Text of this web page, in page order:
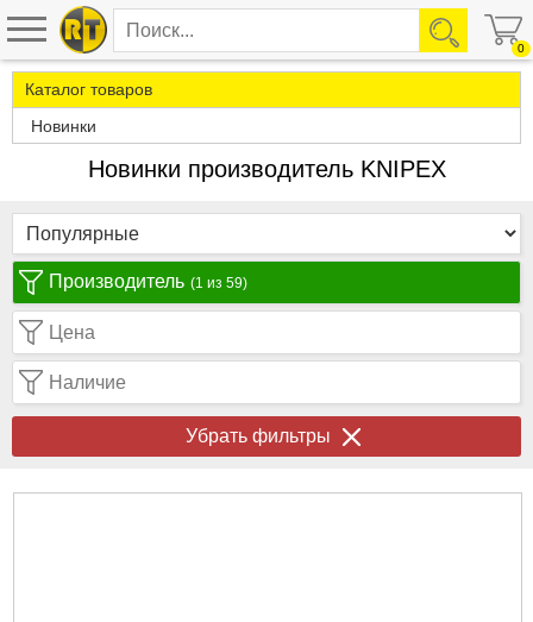
0
Каталог товаров
Новинки
Новинки производитель KNIPEX
Производитель (1 из 59)
Цена
Наличие
Убрать фильтры